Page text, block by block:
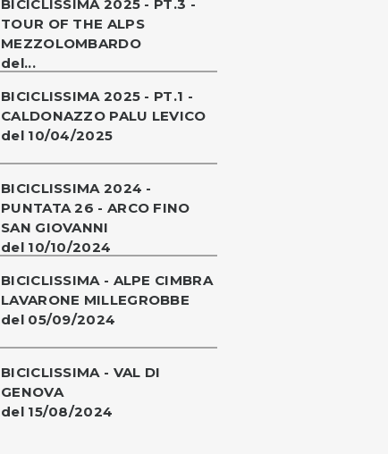
BICICLISSIMA 2025 - PT.3 -
TOUR OF THE ALPS
MEZZOLOMBARDO
del...
BICICLISSIMA 2025 - PT.1 -
CALDONAZZO PALU LEVICO
del 10/04/2025
BICICLISSIMA 2024 -
PUNTATA 26 - ARCO FINO
SAN GIOVANNI
del 10/10/2024
BICICLISSIMA - ALPE CIMBRA
LAVARONE MILLEGROBBE
del 05/09/2024
BICICLISSIMA - VAL DI
GENOVA
del 15/08/2024